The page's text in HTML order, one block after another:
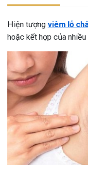
Hiện tượng viêm lỗ
hoặc kết hợp của